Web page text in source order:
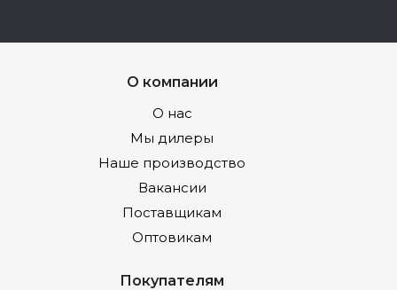
О компании
О нас
Мы дилеры
Наше производство
Вакансии
Поставщикам
Оптовикам
Покупателям